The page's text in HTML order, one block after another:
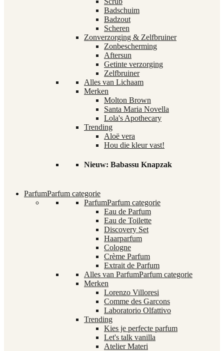
Badschuim
Badzout
Scheren
Zonverzorging & Zelfbruiner
Zonbescherming
Aftersun
Getinte verzorging
Zelfbruiner
Alles van Lichaam
Merken
Molton Brown
Santa Maria Novella
Lola's Apothecary
Trending
Aloë vera
Hou die kleur vast!
Nieuw: Babassu Knapzak
ParfumParfum categorie
ParfumParfum categorie
Eau de Parfum
Eau de Toilette
Discovery Set
Haarparfum
Cologne
Crème Parfum
Extrait de Parfum
Alles van ParfumParfum categorie
Merken
Lorenzo Villoresi
Comme des Garcons
Laboratorio Olfattivo
Trending
Kies je perfecte parfum
Let's talk vanilla
Atelier Materi